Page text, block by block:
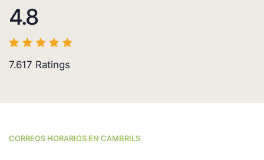
4.8
7.617 Ratings
CORREOS HORARIOS EN CAMBRILS